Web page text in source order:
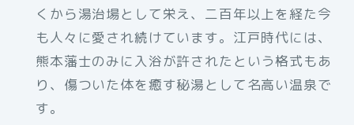
くから湯治場として栄え、二百年以上を経た今
も人々に愛され続けています。江戸時代には、
熊本藩士のみに入浴が許されたという格式もあ
り、傷ついた体を癒す秘湯として名高い温泉で
す。